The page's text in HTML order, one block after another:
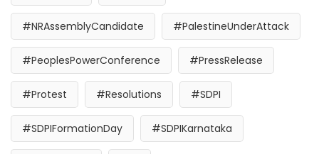
#NRAssemblyCandidate #PalestineUnderAttack
#PeoplesPowerConference #PressRelease
#Protest #Resolutions #SDPI
#SDPIFormationDay #SDPIKarnataka